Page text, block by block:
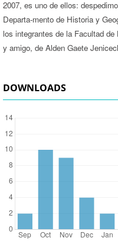
2007, es uno de ellos:
Departa­-mento de Historia y
los integrantes de la Facultad
y amigo, de Alden Gaete
DOWNLOADS